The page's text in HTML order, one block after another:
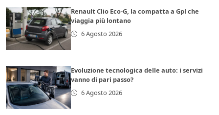
Renault Clio Eco-G, la compatta a Gpl che
viaggia più lontano
6 Agosto 2026
Evoluzione tecnologica delle auto: i servizi
vanno di pari passo?
6 Agosto 2026